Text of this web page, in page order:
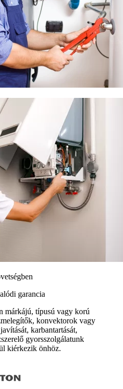
garancia
márkájú, típusú vagy korú
konvektorok vagy
karbantartását,
gyorsszolgálatunk
kiérkezik önhöz.